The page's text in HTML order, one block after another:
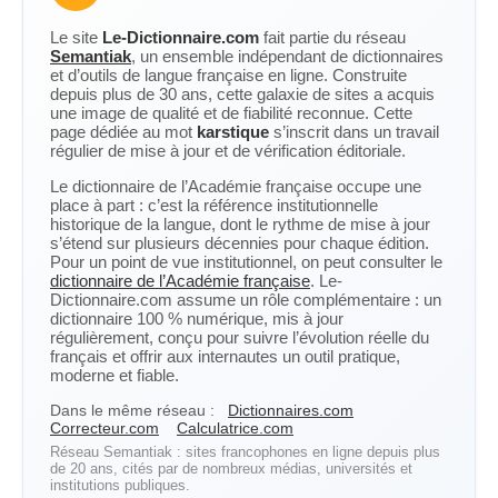
Le site Le-Dictionnaire.com fait partie du réseau
Semantiak, un ensemble indépendant de dictionnaires
et d’outils de langue française en ligne. Construite
depuis plus de 30 ans, cette galaxie de sites a acquis
une image de qualité et de fiabilité reconnue. Cette
page dédiée au mot karstique s’inscrit dans un travail
régulier de mise à jour et de vérification éditoriale.
Le dictionnaire de l’Académie française occupe une
place à part : c’est la référence institutionnelle
historique de la langue, dont le rythme de mise à jour
s’étend sur plusieurs décennies pour chaque édition.
Pour un point de vue institutionnel, on peut consulter le
dictionnaire de l’Académie française. Le-
Dictionnaire.com assume un rôle complémentaire : un
dictionnaire 100 % numérique, mis à jour
régulièrement, conçu pour suivre l’évolution réelle du
français et offrir aux internautes un outil pratique,
moderne et fiable.
Dans le même réseau :
Dictionnaires.com
Correcteur.com
Calculatrice.com
Réseau Semantiak : sites francophones en ligne depuis plus
de 20 ans, cités par de nombreux médias, universités et
institutions publiques.